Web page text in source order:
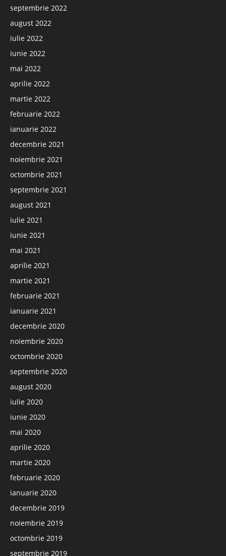
septembrie 2022
august 2022
iulie 2022
iunie 2022
mai 2022
aprilie 2022
martie 2022
februarie 2022
ianuarie 2022
decembrie 2021
noiembrie 2021
octombrie 2021
septembrie 2021
august 2021
iulie 2021
iunie 2021
mai 2021
aprilie 2021
martie 2021
februarie 2021
ianuarie 2021
decembrie 2020
noiembrie 2020
octombrie 2020
septembrie 2020
august 2020
iulie 2020
iunie 2020
mai 2020
aprilie 2020
martie 2020
februarie 2020
ianuarie 2020
decembrie 2019
noiembrie 2019
octombrie 2019
septembrie 2019